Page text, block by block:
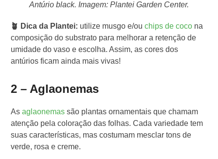
Antúrio black. Imagem: Plantei Garden Center.
🪴 Dica da Plantei: utilize musgo e/ouchips de coco na
composição do substrato para melhorar a retenção de
umidade do vaso e escolha. Assim, as cores dos
antúrios ficam ainda mais vivas!
2 – Aglaonemas
Asaglaonemas são plantas ornamentais que chamam
atenção pela coloração das folhas. Cada variedade tem
suas características, mas costumam mesclar tons de
verde, rosa e creme.